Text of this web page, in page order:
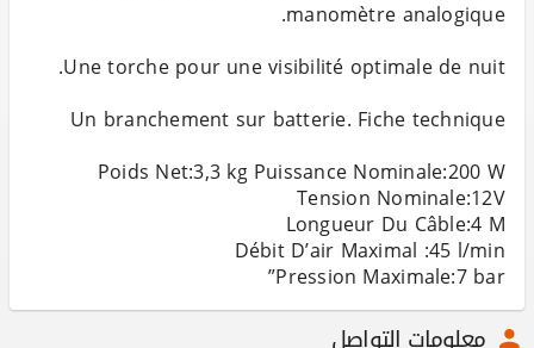
Pression Maximale:7 bar”